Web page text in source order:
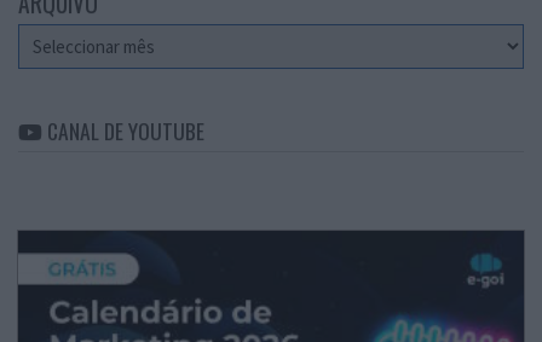
Arquivo
CANAL DE YOUTUBE